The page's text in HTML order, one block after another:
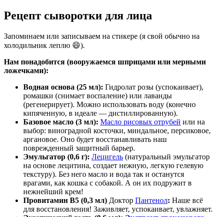
Рецепт сыворотки для лица
Запоминаем или записываем на стикере (я свой обычно на
холодильник леплю 😄).
Нам понадобится (вооружаемся шприцами или мерными
ложечками):
Водная основа (25 мл): Гидролат розы (успокаивает),
ромашки (снимает воспаление) или лаванды
(регенерирует). Можно использовать воду (конечно
кипяченную, в идеале — дистиллированную).
Базовое масло (3 мл): Масло рисовых отрубей или на
выбор: виноградной косточки, миндальное, персиковое,
аргановое. Оно будет восстанавливать наш
поврежденный защитный барьер.
Эмульгатор (0,6 г): Лецигель (натуральный эмульгатор
на основе лецитина, создает нежную, легкую гелевую
текстуру). Без него масло и вода так и останутся
врагами, как кошка с собакой. А он их подружит в
нежнейший крем!
Провитамин B5 (0,3 мл) Доктор Пантенол: Наше всё
для восстановления! Заживляет, успокаивает, увлажняет.